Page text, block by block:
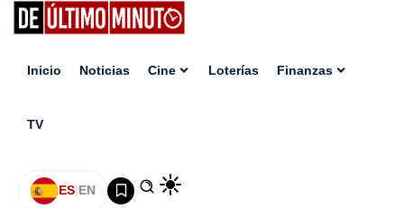
Inicio Noticias Cine Loterías Finanzas
TV
ES|EN